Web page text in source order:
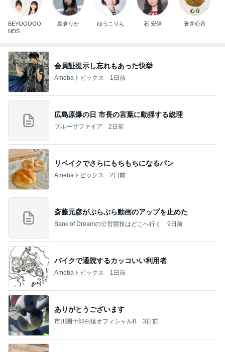
BEYOOOOO
NDS
島倉りか ゆうこりん 石 安伊 蒼井心音
会員証提示し忘れもあった快挙
Amebaトピックス 1日前
広島原爆の日 市長の言葉に動揺する総理
ブルーサファイア 2日前
リベイクでさらにもちもちになるパン
Amebaトピックス 2日前
斎藤元彦がぶらぶら動画のアップを止めた
Bank of Dreamの公営競技はどこへ行く 9日前
バイクで通院するカッコいい利用者
Amebaトピックス 1日前
ありがとうございます
市川團十郎白猿オフィシャルB 3日前